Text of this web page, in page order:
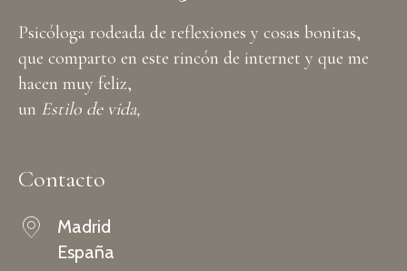
Psicóloga rodeada de reflexiones y cosas bonitas,
que comparto en este rincón de internet y que me
hacen muy feliz,
un Estilo de vida,
Contacto
Madrid
España